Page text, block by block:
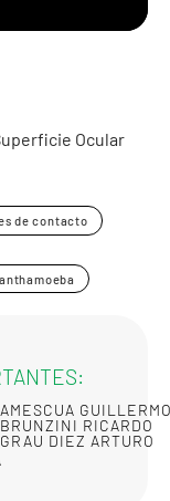
Ocular
de contacto
RICARDO
DIEZ ARTURO